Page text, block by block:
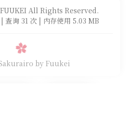
All Rights Reserved.
查询 31 次 | 内存使用 5.03 MB
by Fuukei